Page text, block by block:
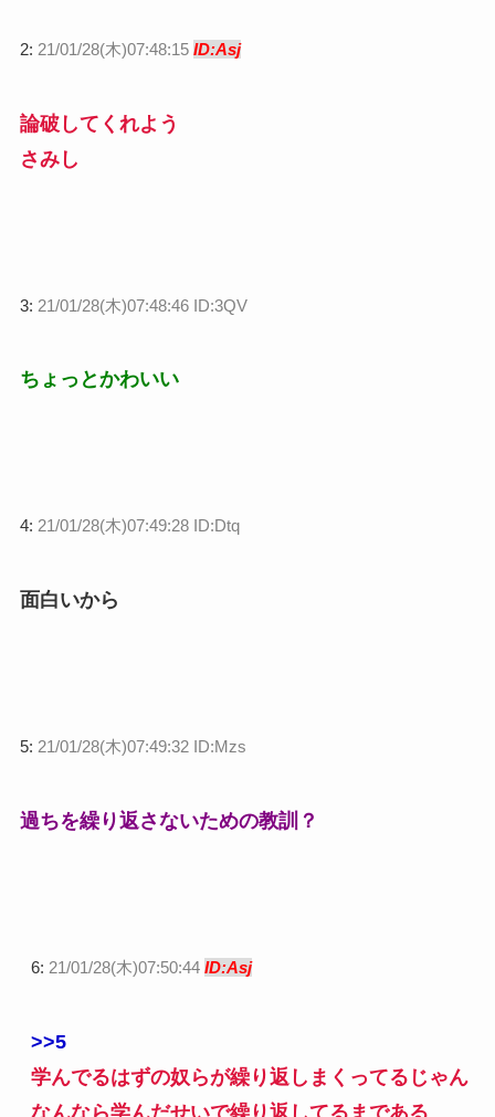
2: 21/01/28(木)07:48:15 ID:Asj
論破してくれよう
さみし
3: 21/01/28(木)07:48:46 ID:3QV
ちょっとかわいい
4: 21/01/28(木)07:49:28 ID:Dtq
面白いから
5: 21/01/28(木)07:49:32 ID:Mzs
過ちを繰り返さないための教訓？
6: 21/01/28(木)07:50:44 ID:Asj
>>5
学んでるはずの奴らが繰り返しまくってるじゃん
なんなら学んだせいで繰り返してるまである